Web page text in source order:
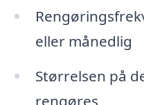
eller månedlig
Størrelsen på
rengøres